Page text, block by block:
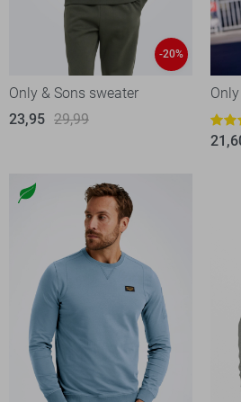
-20%
Only & Sons sweater
23,95 29,99